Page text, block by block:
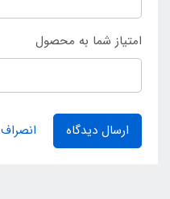
امتیاز شما به محصول
ارسال دیدگاه انصراف